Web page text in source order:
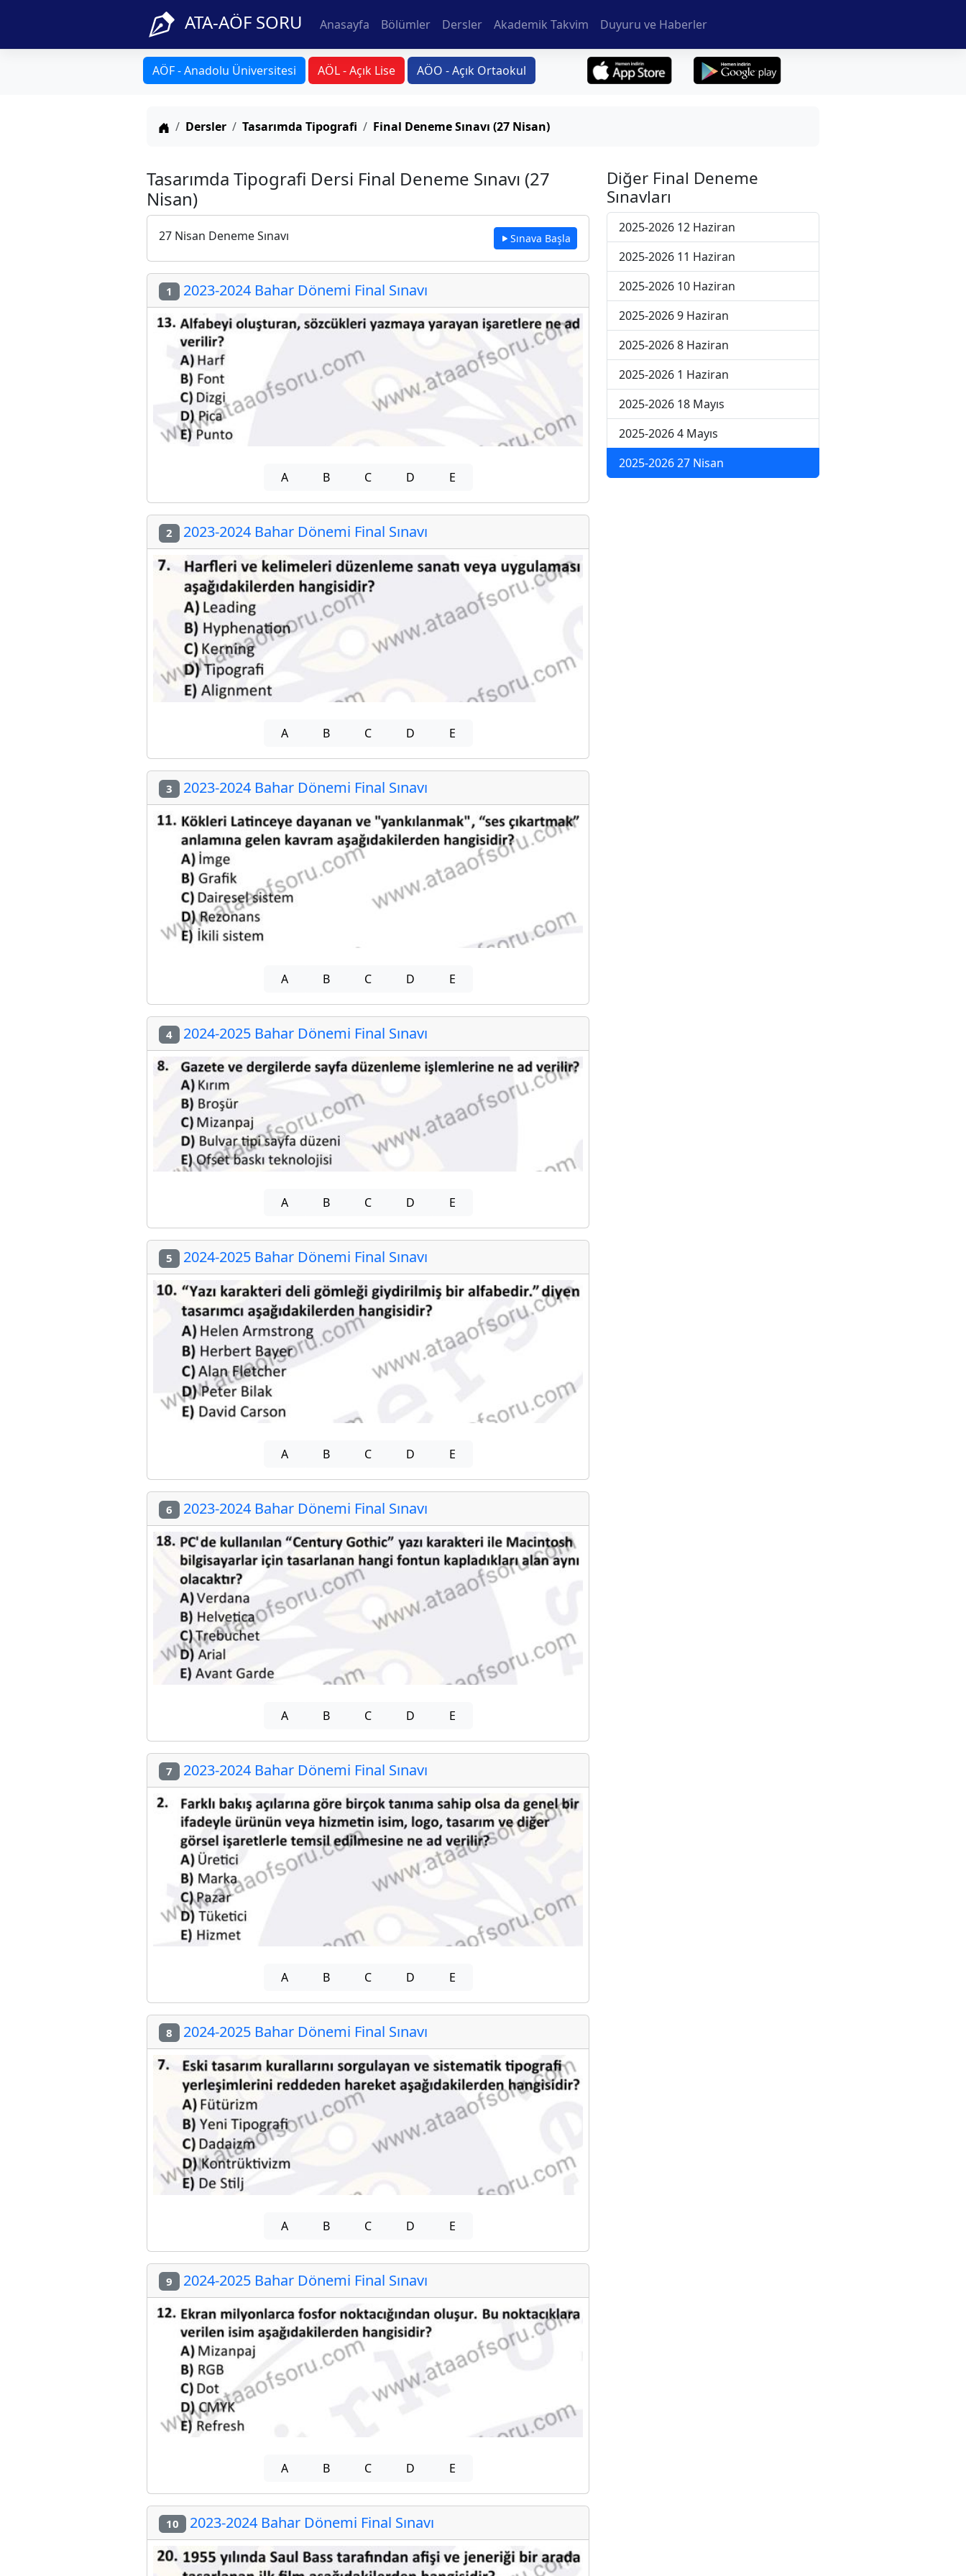
ATA-AÖF SORU Anasayfa Bölümler Dersler Akademik Takvim Duyuru ve Haberler
AÖF - Anadolu Üniversitesi AÖL - Açık Lise AÖO - Açık Ortaokul
Anasayfa
Dersler Tasarımda Tipografi Final Deneme Sınavı (27 Nisan)
Tasarımda Tipografi Dersi Final Deneme Sınavı (27
Nisan)
27 Nisan Deneme Sınavı Sınava Başla
1 2023-2024 Bahar Dönemi Final Sınavı
A B C D E
2 2023-2024 Bahar Dönemi Final Sınavı
A B C D E
3 2023-2024 Bahar Dönemi Final Sınavı
A B C D E
4 2024-2025 Bahar Dönemi Final Sınavı
A B C D E
5 2024-2025 Bahar Dönemi Final Sınavı
A B C D E
6 2023-2024 Bahar Dönemi Final Sınavı
A B C D E
7 2023-2024 Bahar Dönemi Final Sınavı
A B C D E
8 2024-2025 Bahar Dönemi Final Sınavı
A B C D E
9 2024-2025 Bahar Dönemi Final Sınavı
A B C D E
10 2023-2024 Bahar Dönemi Final Sınavı
Diğer Final Deneme
Sınavları
2025-2026 12 Haziran
2025-2026 11 Haziran
2025-2026 10 Haziran
2025-2026 9 Haziran
2025-2026 8 Haziran
2025-2026 1 Haziran
2025-2026 18 Mayıs
2025-2026 4 Mayıs
2025-2026 27 Nisan